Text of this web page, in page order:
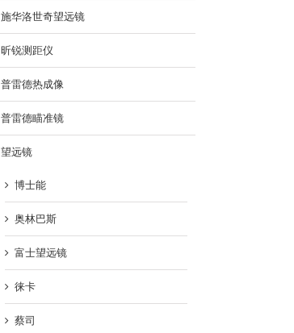
施华洛世奇望远镜
昕锐测距仪
普雷德热成像
普雷德瞄准镜
望远镜
博士能
奥林巴斯
富士望远镜
徕卡
蔡司